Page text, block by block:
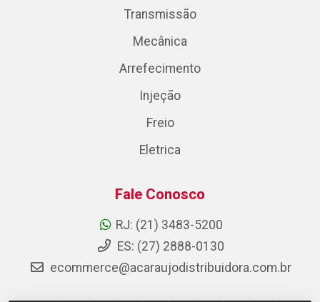
Transmissão
Mecânica
Arrefecimento
Injeção
Freio
Eletrica
Fale Conosco
RJ: (21) 3483-5200
ES: (27) 2888-0130
ecommerce@acaraujodistribuidora.com.br